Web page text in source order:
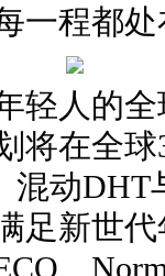
一程都
轻人的
将在全
混动
足新世
、